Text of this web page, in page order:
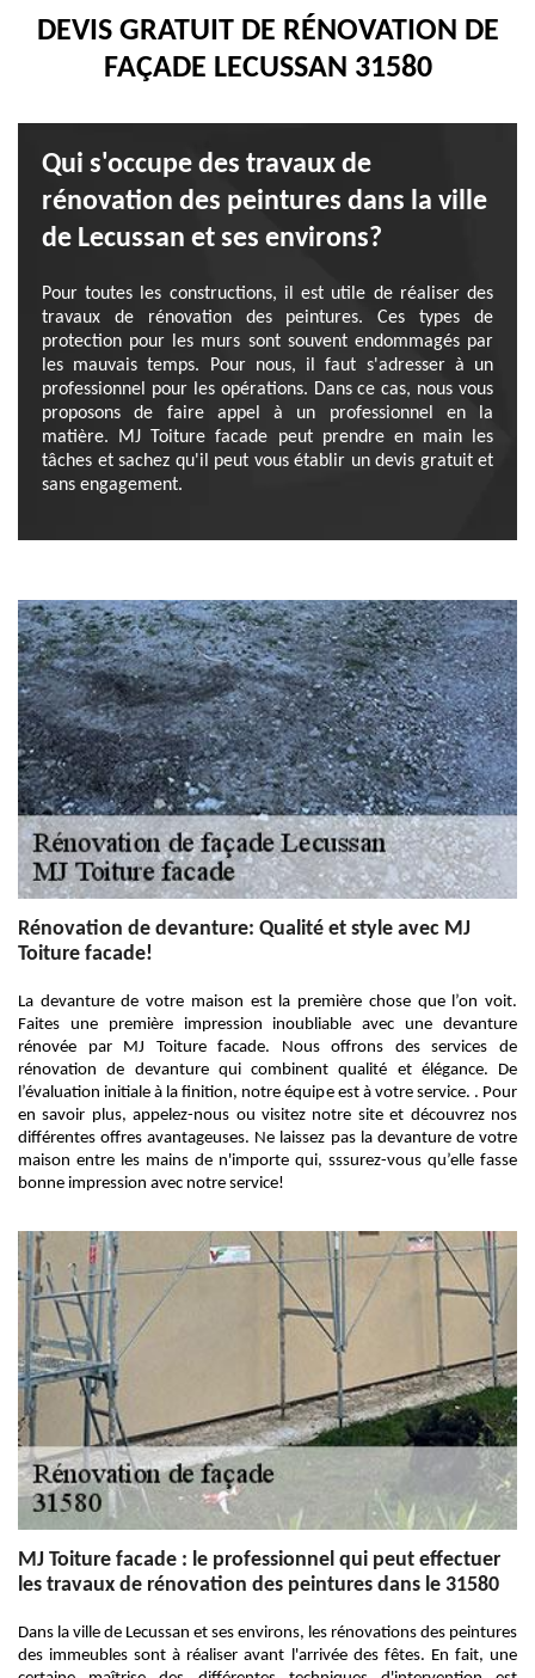
DEVIS GRATUIT DE RÉNOVATION DE
FAÇADE LECUSSAN 31580
Qui s'occupe des travaux de
rénovation des peintures dans la ville
de Lecussan et ses environs?
Pour toutes les constructions, il est utile de réaliser des
travaux de rénovation des peintures. Ces types de
protection pour les murs sont souvent endommagés par
les mauvais temps. Pour nous, il faut s'adresser à un
professionnel pour les opérations. Dans ce cas, nous vous
proposons de faire appel à un professionnel en la
matière. MJ Toiture facade peut prendre en main les
tâches et sachez qu'il peut vous établir un devis gratuit et
sans engagement.
Rénovation de devanture: Qualité et style avec MJ
Toiture facade!
La devanture de votre maison est la première chose que l’on voit.
Faites une première impression inoubliable avec une devanture
rénovée par MJ Toiture facade. Nous offrons des services de
rénovation de devanture qui combinent qualité et élégance. De
l’évaluation initiale à la finition, notre équipe est à votre service. . Pour
en savoir plus, appelez-nous ou visitez notre site et découvrez nos
différentes offres avantageuses. Ne laissez pas la devanture de votre
maison entre les mains de n'importe qui, sssurez-vous qu’elle fasse
bonne impression avec notre service!
MJ Toiture facade : le professionnel qui peut effectuer
les travaux de rénovation des peintures dans le 31580
Dans la ville de Lecussan et ses environs, les rénovations des peintures
des immeubles sont à réaliser avant l'arrivée des fêtes. En fait, une